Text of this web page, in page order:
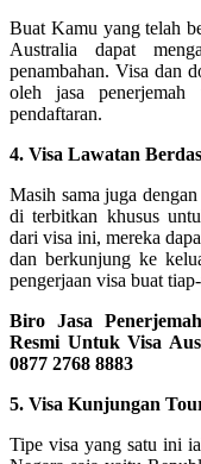
Buat Kamu yang telah
Australia dapat
penambahan. Visa dan
oleh jasa penerjemah
pendaftaran.
4. Visa Lawatan
Masih sama juga
di terbitkan khusus
dari visa ini, mereka
dan berkunjung ke
pengerjaan visa buat
Biro Jasa
Resmi Untuk Visa
0877 2768 8883
5. Visa Kunjungan
Tipe visa yang satu ini